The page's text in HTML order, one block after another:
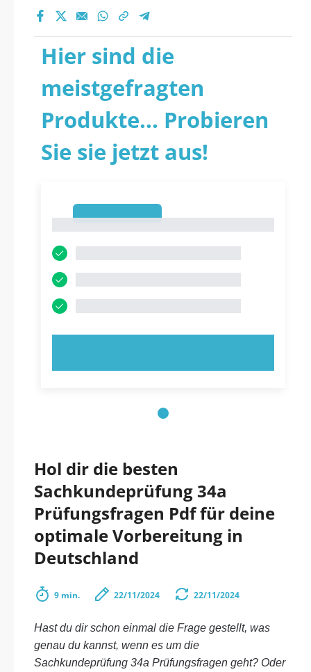
Hier sind die
meistgefragten
Produkte... Probieren
Sie sie jetzt aus!
Hol dir die besten
Sachkundeprüfung 34a
Prüfungsfragen Pdf für deine
optimale Vorbereitung in
Deutschland
9 min. 22/11/2024 22/11/2024
Hast du dir schon einmal die Frage gestellt, was
genau du kannst, wenn es um die
Sachkundeprüfung 34a Prüfungsfragen geht? Oder